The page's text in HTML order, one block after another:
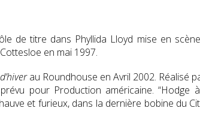
de titre dans Phyllida Lloyd mise en
en mai 1997.
au Roundhouse en Avril 2002. Réalisé
pour Production américaine.
et furieux, dans la dernière bobine du